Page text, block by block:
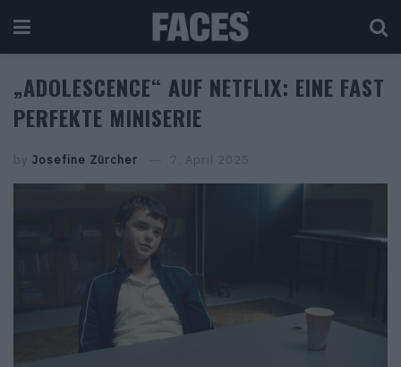
„ADOLESCENCE“ AUF NETFLIX: EINE FAST
PERFEKTE MINISERIE
by Josefine Zürcher 7. April 2025